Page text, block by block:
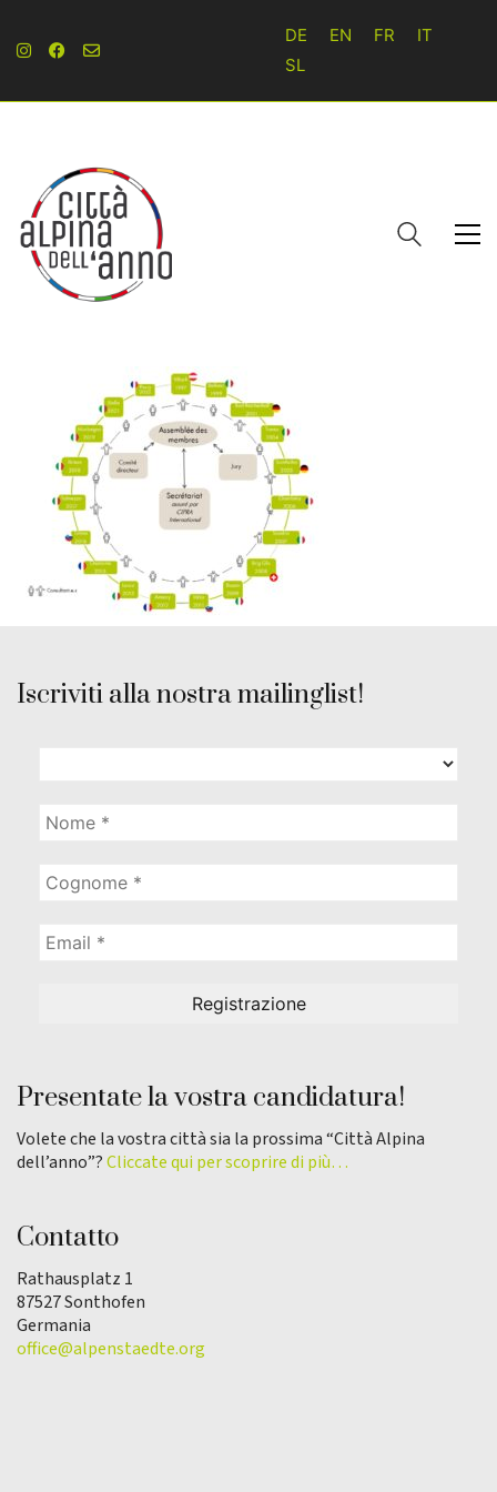
DE EN FR
IT
SL
Iscriviti alla nostra mailinglist!
Presentate la vostra candidatura!
Volete che la vostra città sia la prossima “Città Alpina
dell’anno”?Cliccate qui per scoprire di più…
Contatto
Rathausplatz 1
87527 Sonthofen
Germania
office@alpenstaedte.org